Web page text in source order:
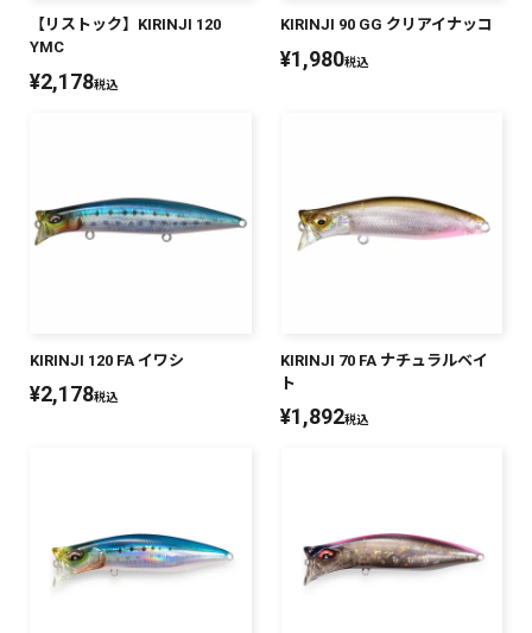
2026
新作
【リストック】KIRINJI 120
YMC
¥2,178税込
KIRINJI 90 GG クリアイナッコ
¥1,980税込
KIRINJI 120 FA イワシ
¥2,178税込
KIRINJI 70 FA ナチュラルベイ
ト
¥1,892税込